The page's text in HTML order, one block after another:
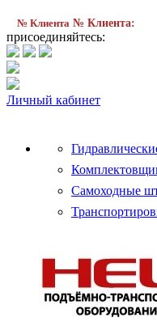
№ Клиента № Клиента:
присоединяйтесь:
Личный кабинет
Самоходные